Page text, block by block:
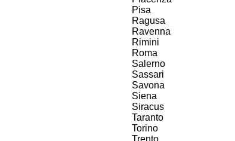
Pisa
Ragusa
Ravenna
Rimini
Roma
Salerno
Sassari
Savona
Siena
Siracus
Taranto
Torino
Trento